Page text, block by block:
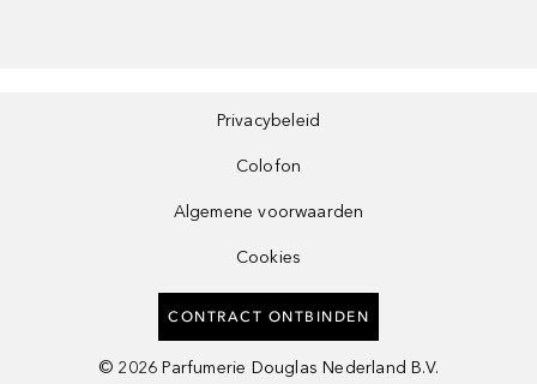
Privacybeleid
Colofon
Algemene voorwaarden
Cookies
CONTRACT ONTBINDEN
© 2026 Parfumerie Douglas Nederland B.V.